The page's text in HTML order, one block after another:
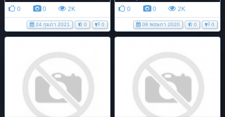
0 0 2K
24 กุมภา 2021 0 0
0 0 2K
08 พฤษภา 2020 0 0